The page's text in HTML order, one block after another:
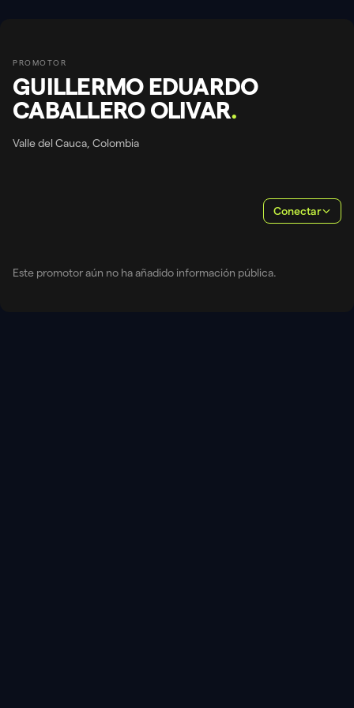
PROMOTOR
GUILLERMO EDUARDO
CABALLERO OLIVAR.
Valle del Cauca, Colombia
Conectar
Este promotor aún no ha añadido información pública.